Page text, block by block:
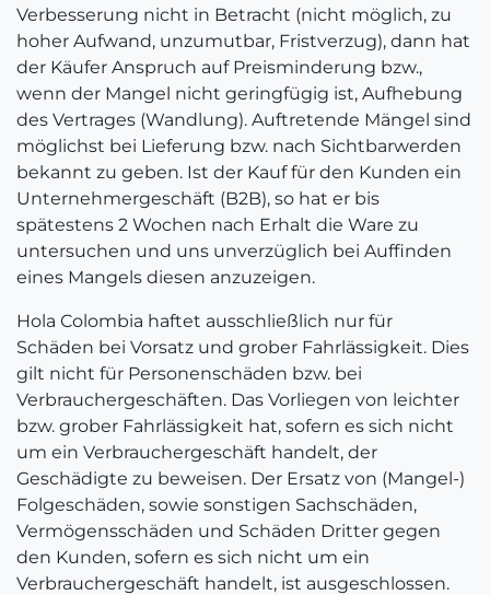
Verbesserung nicht in Betracht (nicht möglich, zu
hoher Aufwand, unzumutbar, Fristverzug), dann hat
der Käufer Anspruch auf Preisminderung bzw.,
wenn der Mangel nicht geringfügig ist, Aufhebung
des Vertrages (Wandlung). Auftretende Mängel sind
möglichst bei Lieferung bzw. nach Sichtbarwerden
bekannt zu geben. Ist der Kauf für den Kunden ein
Unternehmergeschäft (B2B), so hat er bis
spätestens 2 Wochen nach Erhalt die Ware zu
untersuchen und uns unverzüglich bei Auffinden
eines Mangels diesen anzuzeigen.
Hola Colombia haftet ausschließlich nur für
Schäden bei Vorsatz und grober Fahrlässigkeit. Dies
gilt nicht für Personenschäden bzw. bei
Verbrauchergeschäften. Das Vorliegen von leichter
bzw. grober Fahrlässigkeit hat, sofern es sich nicht
um ein Verbrauchergeschäft handelt, der
Geschädigte zu beweisen. Der Ersatz von (Mangel-)
Folgeschäden, sowie sonstigen Sachschäden,
Vermögensschäden und Schäden Dritter gegen
den Kunden, sofern es sich nicht um ein
Verbrauchergeschäft handelt, ist ausgeschlossen.